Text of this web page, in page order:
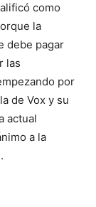
como
la
debe pagar
las
por
de Vox y su
actual
a la